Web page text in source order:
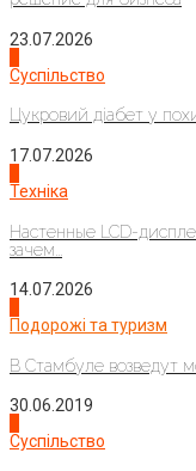
23.07.2026
Суспільство
Цукровий діабет у
17.07.2026
Техніка
Настенные LCD-
зачем...
14.07.2026
Подорожі та туризм
В Стамбуле возведут
30.06.2019
Суспільство